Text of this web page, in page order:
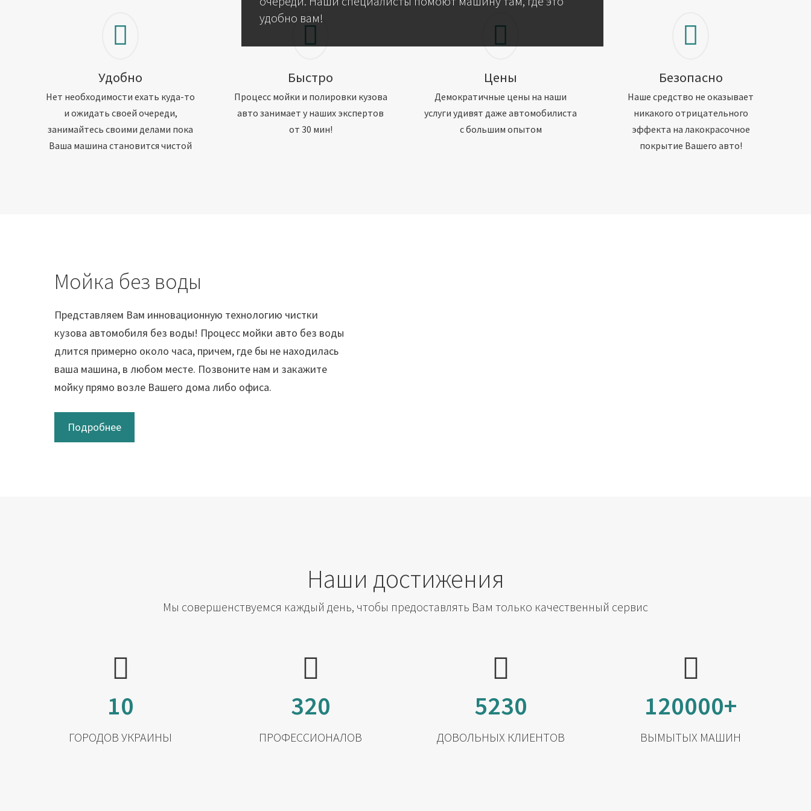
удобно вам!
Удобно
Нет необходимости ехать куда-то
и ожидать своей очереди,
занимайтесь своими делами пока
Ваша машина становится чистой
Быстро
Процесс мойки и полировки кузова
авто занимает у наших экспертов
от 30 мин!
Цены
Демократичные цены на наши
услуги удивят даже автомобилиста
с большим опытом
Безопасно
Наше средство не оказывает
никакого отрицательного
эффекта на лакокрасочное
покрытие Вашего авто!
Мойка без воды
Представляем Вам инновационную технологию чистки
кузова автомобиля без воды! Процесс мойки авто без воды
длится примерно около часа, причем, где бы не находилась
ваша машина, в любом месте. Позвоните нам и закажите
мойку прямо возле Вашего дома либо офиса.
Подробнее
Наши достижения
Мы совершенствуемся каждый день, чтобы предоставлять Вам только качественный сервис
10
ГОРОДОВ УКРАИНЫ
320
ПРОФЕССИОНАЛОВ
5230
ДОВОЛЬНЫХ КЛИЕНТОВ
120000+
ВЫМЫТЫХ МАШИН